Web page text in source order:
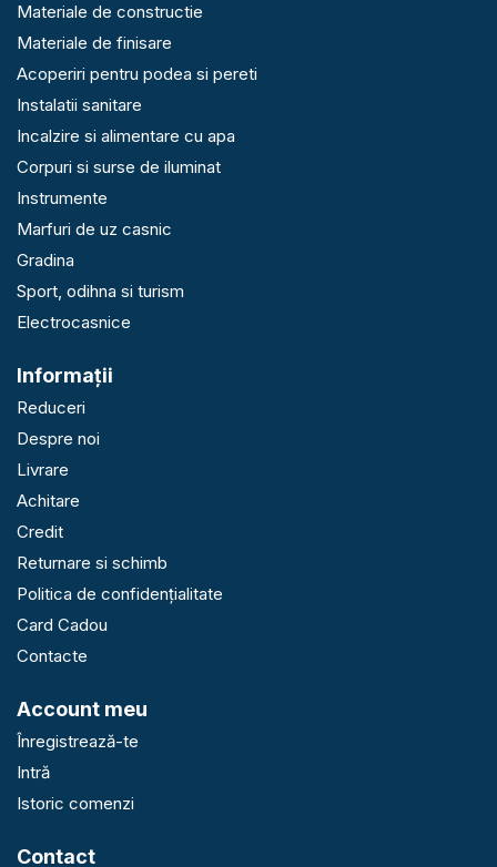
Materiale de constructie
Materiale de finisare
Acoperiri pentru podea si pereti
Instalatii sanitare
Incalzire si alimentare cu apa
Corpuri si surse de iluminat
Instrumente
Marfuri de uz casnic
Gradina
Sport, odihna si turism
Electrocasnice
Informaţii
Reduceri
Despre noi
Livrare
Achitare
Credit
Returnare si schimb
Politica de confidențialitate
Card Cadou
Contacte
Account meu
Înregistrează-te
Intră
Istoric comenzi
Contact